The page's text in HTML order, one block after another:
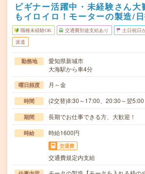
ビギナー活躍中・未経験さん大
もイロイロ！モーターの製造/
職種未経験OK 交通費別途支給あり 土日祝日
派遣
勤務地
愛知県新城市
大海駅から車4分
曜日頻度 月～金
時間 (2交替)8:30～17:00、20:30～翌5:00
期間 長期でお仕事できる方、大歓迎！
時給 時給1600円
交通費
交通費規定内支給